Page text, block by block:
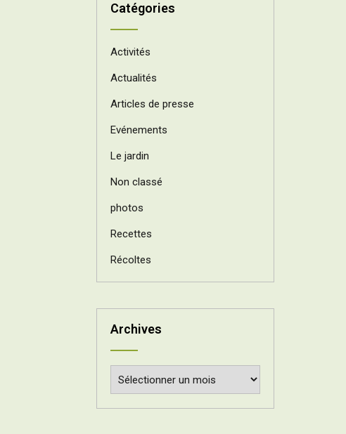
Catégories
Activités
Actualités
Articles de presse
Evénements
Le jardin
Non classé
photos
Recettes
Récoltes
Archives
Archives